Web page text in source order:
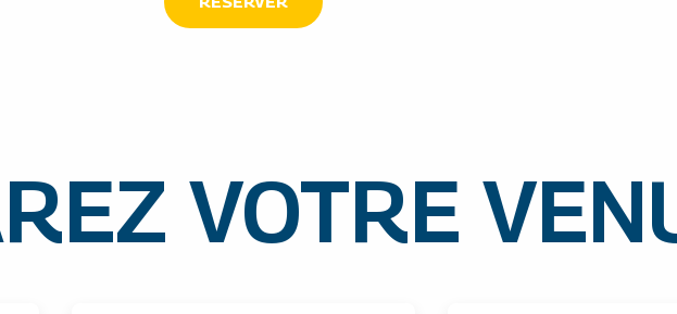
VOTRE